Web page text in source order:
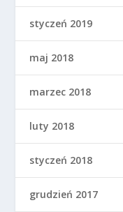
styczeń 2019
maj 2018
marzec 2018
luty 2018
styczeń 2018
grudzień 2017